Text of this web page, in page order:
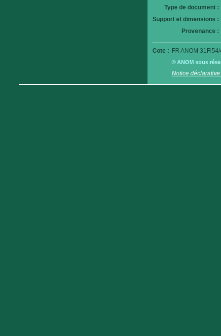
Type de document :
Support et dimensions :
Provenance :
Cote : FR ANOM
© ANOM sous
Notice